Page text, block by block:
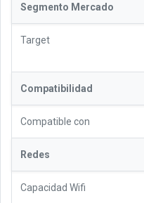
Segmento Mercado
Target
Compatibilidad
Compatible con
Redes
Capacidad Wifi